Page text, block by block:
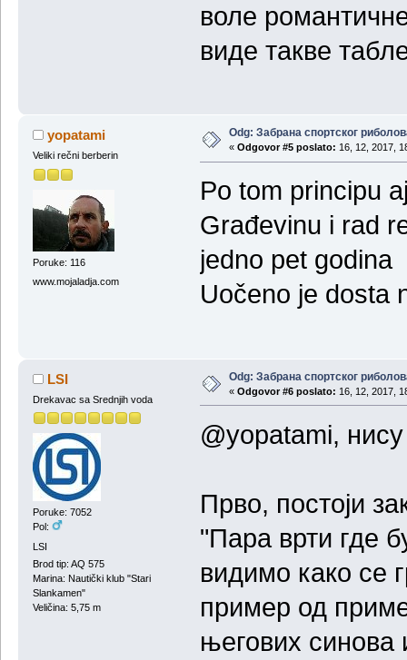
воле
виде такве
yopatami
Veliki rečni berberin
Poruke: 116
www.mojaladja.com
Odg: Забрана спортског
« Odgovor #5 poslato: 16, 12, 2017,
Po tom principu
Građevinu i rad
jedno pet godina
Uočeno je dosta
LSI
Drekavac sa Srednjih voda
Poruke: 7052
Pol:
LSI
Brod tip: AQ 575
Marina: Nautički klub "Stari
Slankamen"
Veličina: 5,75 m
Odg: Забрана спортског
« Odgovor #6 poslato: 16, 12, 2017,
@yopatami,
Прво, постоји
"Пара врти где
видимо како се
пример од
његових синова